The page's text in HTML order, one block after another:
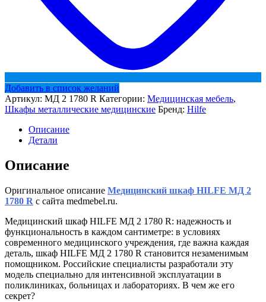
Добавить в список желаний
Артикул: МД 2 1780 R Категории: Медицинская мебель,
Шкафы металлические медицинские Бренд: Hilfe
Описание
Детали
Описание
Оригинальное описание Медицинский шкаф HILFE МД 2
1780 R с сайта medmebel.ru.
Медицинский шкаф HILFE МД 2 1780 R: надежность и
функциональность в каждом сантиметре: в условиях
современного медицинского учреждения, где важна каждая
деталь, шкаф HILFE МД 2 1780 R становится незаменимым
помощником. Российские специалисты разработали эту
модель специально для интенсивной эксплуатации в
поликлиниках, больницах и лабораториях. В чем же его
секрет?